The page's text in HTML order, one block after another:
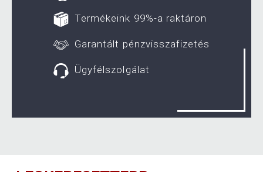
Termékeink 99%-a raktáron
Garantált pénzvisszafizetés
Ügyfélszolgálat